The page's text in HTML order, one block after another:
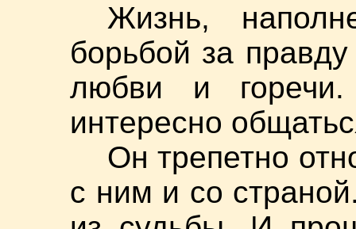
Жизнь,
борьбой за
любви и горечи.
интересно
Он трепетно
с ним и со